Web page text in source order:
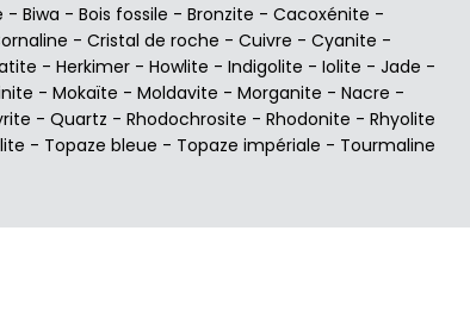
- Biwa - Bois fossile - Bronzite - Cacoxénite -
- Cristal de roche - Cuivre - Cyanite -
- Herkimer - Howlite - Indigolite - Iolite - Jade -
- Mokaïte - Moldavite - Morganite - Nacre -
- Quartz - Rhodochrosite - Rhodonite - Rhyolite
- Topaze bleue - Topaze impériale - Tourmaline